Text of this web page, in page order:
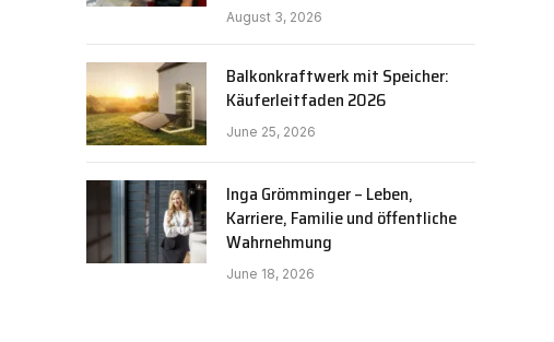
August 3, 2026
Balkonkraftwerk mit Speicher:
Käuferleitfaden 2026
June 25, 2026
Inga Grömminger – Leben,
Karriere, Familie und öffentliche
Wahrnehmung
June 18, 2026